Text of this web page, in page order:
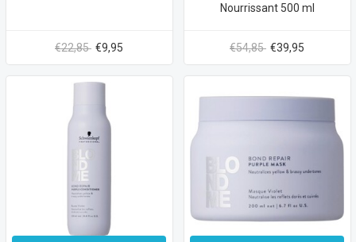
€22,85 €9,95
Nourrissant 500 ml
€54,85 €39,95